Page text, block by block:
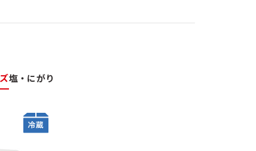
塩・にがり